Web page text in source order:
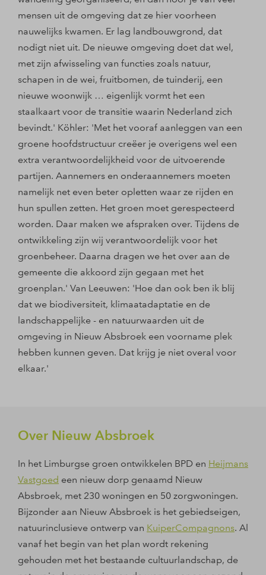
mensen uit de omgeving dat ze hier voorheen
nauwelijks kwamen. Er lag landbouwgrond, dat
nodigt niet uit. De nieuwe omgeving doet dat wel,
met zijn afwisseling van functies zoals natuur,
schapen in de wei, fruitbomen, de tuinderij, een
nieuwe woonwijk … eigenlijk vormt het een
staalkaart voor de transitie waarin Nederland zich
bevindt.' Köhler: 'Met het vooraf aanleggen van een
groene hoofdstructuur creëer je overigens wel een
extra verantwoordelijkheid voor de uitvoerende
partijen. Aannemers en onderaannemers moeten
namelijk net even beter opletten waar ze rijden en
hun spullen zetten. Het groen moet gerespecteerd
worden. Daar maken we afspraken over. Tijdens de
ontwikkeling zijn wij verantwoordelijk voor het
groenbeheer. Daarna dragen we het over aan de
gemeente die akkoord zijn gegaan met het
groenplan.' Van Leeuwen: 'Hoe dan ook ben ik blij
dat we biodiversiteit, klimaatadaptatie en de
landschappelijke - en natuurwaarden uit de
omgeving in Nieuw Absbroek een voorname plek
hebben kunnen geven. Dat krijg je niet overal voor
elkaar.'
Over Nieuw Absbroek
In het Limburgse groen ontwikkelen BPD en Heijmans
Vastgoed een nieuw dorp genaamd Nieuw
Absbroek, met 230 woningen en 50 zorgwoningen.
Bijzonder aan Nieuw Absbroek is het gebiedseigen,
natuurinclusieve ontwerp van KuiperCompagnons. Al
vanaf het begin van het plan wordt rekening
gehouden met het bestaande cultuurlandschap, de